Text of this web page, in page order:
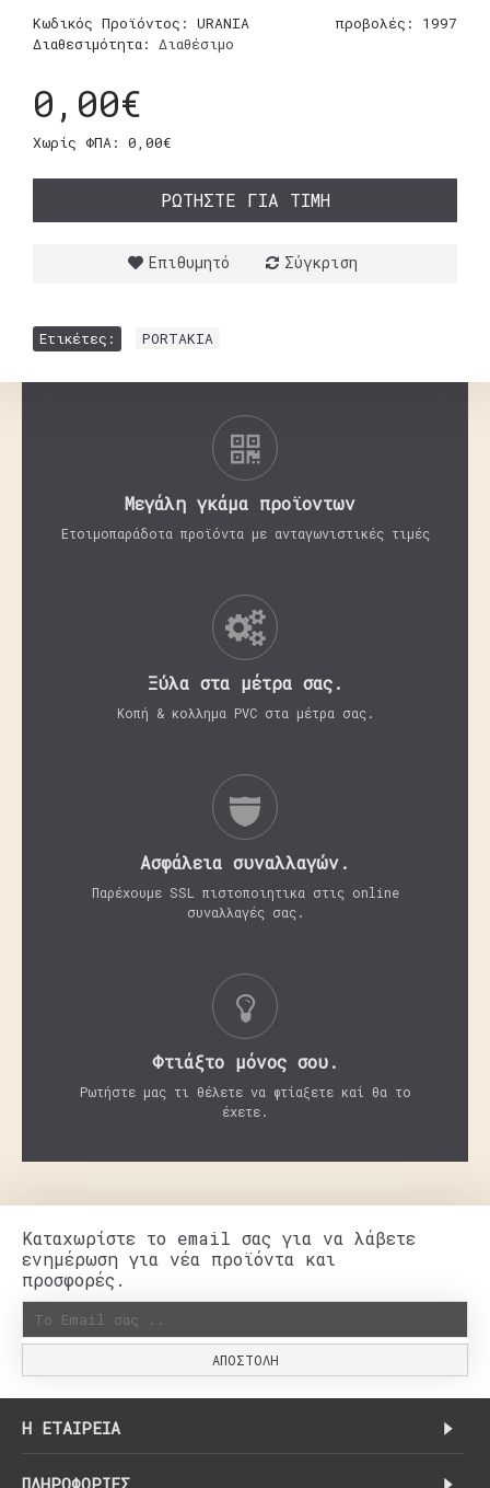
προβολές: 1997
Κωδικός Προϊόντος: URANIA
Διαθεσιμότητα: Διαθέσιμο
0,00€
Χωρίς ΦΠΑ: 0,00€
ΡΩΤΉΣΤΕ ΓΙΑ ΤΙΜΉ
Επιθυμητό Σύγκριση
Ετικέτες: PORTAKIA
Μεγάλη γκάμα προϊοντων
Ετοιμοπαράδοτα προϊόντα με ανταγωνιστικές τιμές
Ξύλα στα μέτρα σας.
Κοπή & κολλημα PVC στα μέτρα σας.
Aσφάλεια συναλλαγών.
Παρέχουμε SSL πιστοποιητικα στις online
συναλλαγές σας.
Φτιάξτο μόνος σου.
Ρωτήστε μας τι θέλετε να φτίαξετε καί θα το
έχετε.
Καταχωρίστε το email σας για να λάβετε
ενημέρωση για νέα προϊόντα και
προσφορές.
ΑΠΟΣΤΟΛΉ
H ΕΤΑΙΡΕΊΑ
ΠΛΗΡΟΦΟΡΊΕΣ